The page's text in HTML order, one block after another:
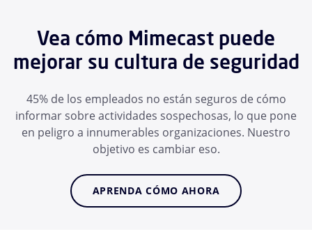
Vea cómo Mimecast puede
mejorar su cultura de seguridad
45% de los empleados no están seguros de cómo
informar sobre actividades sospechosas, lo que pone
en peligro a innumerables organizaciones. Nuestro
objetivo es cambiar eso.
APRENDA CÓMO AHORA